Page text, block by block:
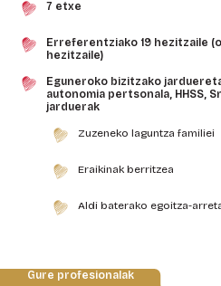
7 etxe
Erreferentziako 19 hezitzaile
hezitzaile)
Eguneroko bizitzako
autonomia pertsonala, HHSS,
jarduerak
Zuzeneko laguntza familiei
Eraikinak berritzea
Aldi baterako egoitza-
Gure profesionalak